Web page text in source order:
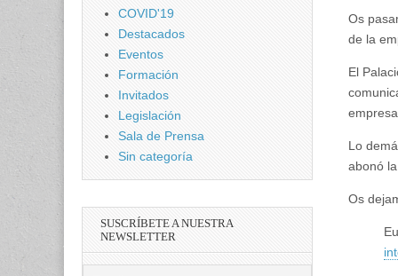
Os
de la
El
Lo
abonó
Os
COVID'19
Destacados
Eventos
Formación
Invitados
Legislación
Sala de Prensa
Sin categoría
SUSCRÍBETE A NUESTRA
NEWSLETTER